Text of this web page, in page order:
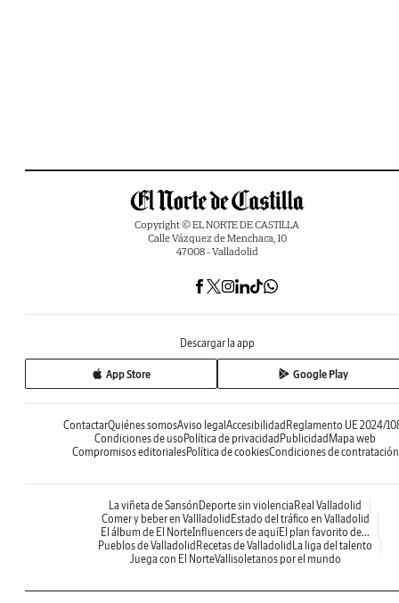
Copyright © EL NORTE DE CASTILLA
Calle Vázquez de Menchaca, 10
47008 - Valladolid
Descargar la app
App Store Google Play
ContactarQuiénes somosAviso legal Accesibilidad Reglamento UE 2024/
Condiciones de uso Política de privacidad Publicidad Mapa web
Compromisos editorialesPolítica de cookiesCondiciones de contratación
La viñeta de Sansón Deporte sin violencia Real Valladolid
Comer y beber en Vallladolid Estado del tráfico en Valladolid
El álbum de El NorteInfluencers de aquíEl plan favorito de...
Pueblos de Valladolid Recetas de Valladolid La liga del talento
Juega con El NorteVallisoletanos por el mundo